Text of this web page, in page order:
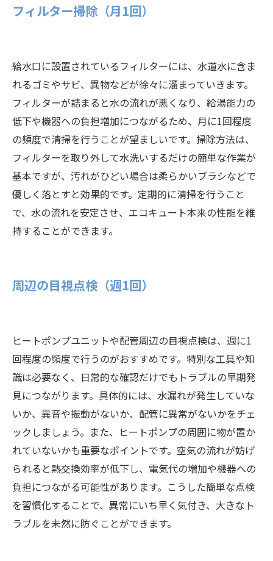
フィルター掃除（月1回）
給水口に設置されているフィルターには、水道水に含ま
れるゴミやサビ、異物などが徐々に溜まっていきます。
フィルターが詰まると水の流れが悪くなり、給湯能力の
低下や機器への負担増加につながるため、月に1回程度
の頻度で清掃を行うことが望ましいです。掃除方法は、
フィルターを取り外して水洗いするだけの簡単な作業が
基本ですが、汚れがひどい場合は柔らかいブラシなどで
優しく落とすと効果的です。定期的に清掃を行うこと
で、水の流れを安定させ、エコキュート本来の性能を維
持することができます。
周辺の目視点検（週1回）
ヒートポンプユニットや配管周辺の目視点検は、週に1
回程度の頻度で行うのがおすすめです。特別な工具や知
識は必要なく、日常的な確認だけでもトラブルの早期発
見につながります。具体的には、水漏れが発生していな
いか、異音や振動がないか、配管に異常がないかをチェ
ックしましょう。また、ヒートポンプの周囲に物が置か
れていないかも重要なポイントです。空気の流れが妨げ
られると熱交換効率が低下し、電気代の増加や機器への
負担につながる可能性があります。こうした簡単な点検
を習慣化することで、異常にいち早く気付き、大きなト
ラブルを未然に防ぐことができます。